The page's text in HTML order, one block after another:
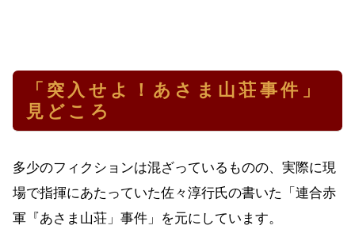
「突入せよ！あさま山荘事件」
見どころ
多少のフィクションは混ざっているものの、実際に現
場で指揮にあたっていた佐々淳行氏の書いた「連合赤
軍『あさま山荘」事件」を元にしています。